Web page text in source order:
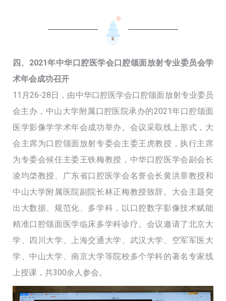
四、2021年中华口腔医学会口腔颌面放射专业委员会学
术年会成功召开
11月26-28日，由中华口腔医学会口腔颌面放射专业委员
会主办，中山大学附属口腔医院承办的2021年口腔颌面
医学影像学学术年会成功举办。会议采取线上形式，大
会主席为口腔颌面放射专委会主委王虎教授，执行主席
为专委会候任主委王铁梅教授，中华口腔医学会副会长
凌均棨教授、广东省口腔医学会名誉会长黄洪章教授和
中山大学附属医院副院长林正梅教授致辞。大会主题突
出大数据、规范化、多学科，以口腔数字影像技术赋能
精准口腔颌面医学临床多学科诊疗。会议邀请了北京大
学、四川大学、上海交通大学、武汉大学、空军军医大
学、中山大学、南京大学等院校多个学科的著名专家线
上授课，共300余人参会。